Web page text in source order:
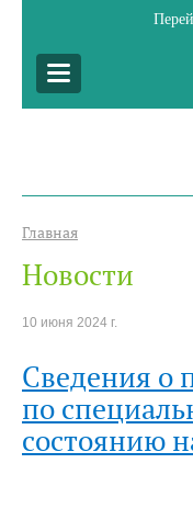
Главная
Новости
10 июня 2024 г.
Сведения о
по
состоянию